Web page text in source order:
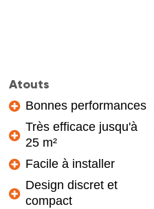
Atouts
Bonnes performances
Très efficace jusqu'à
25 m²
Facile à installer
Design discret et
compact